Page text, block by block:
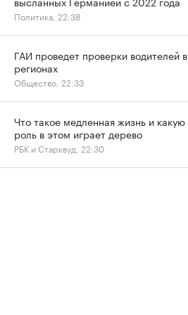
Политика, 22:38
ГАИ проведет проверки водителей в
регионах
Общество, 22:33
Что такое медленная жизнь и какую
роль в этом играет дерево
РБК и Старквуд, 22:30